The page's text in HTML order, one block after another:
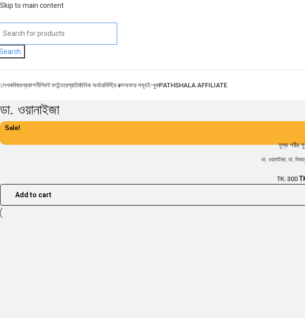
Skip to main content
লেখকবিষয়প্রকাশনীগিফট ফাইন্ডারপ্রাতিষ্ঠানিক অর্ডারমিস্ট্রি বক্সঅফার সমূহই-বুকPATHSHALA AFFILIATE
ডা. ওয়ানাইজা
Sale!
সুস্থ শরীর
ডা. ওয়ানাইজা, ডা.
TK.300
Add to cart